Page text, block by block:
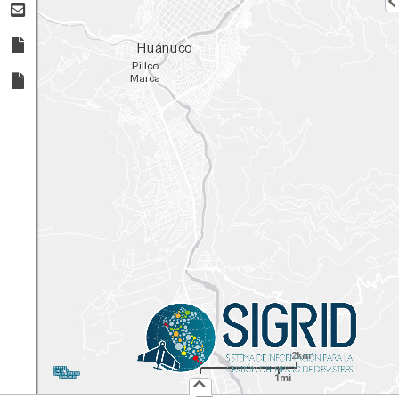
1: 72,224
UTM
X:
Y:
Usuario :
PUBLICO
Iniciar Sesión
2km
1mi